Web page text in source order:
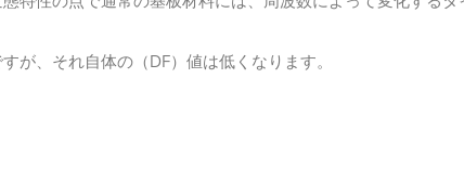
が、それ自体の（DF）値は低くなります。